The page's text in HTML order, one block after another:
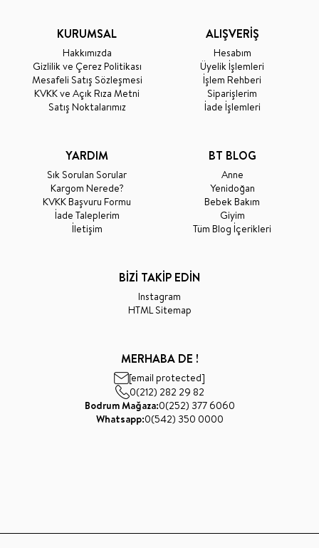
KURUMSAL
Hakkımızda
Gizlilik ve Çerez Politikası
Mesafeli Satış Sözleşmesi
KVKK ve Açık Rıza Metni
Satış Noktalarımız
ALIŞVERİŞ
Hesabım
Üyelik İşlemleri
İşlem Rehberi
Siparişlerim
İade İşlemleri
YARDIM
Sık Sorulan Sorular
Kargom Nerede?
KVKK Başvuru Formu
İade Taleplerim
İletişim
BT BLOG
Anne
Yenidoğan
Bebek Bakım
Giyim
Tüm Blog İçerikleri
BİZİ TAKİP EDİN
Instagram
HTML Sitemap
MERHABA DE !
[email protected]
0(212) 282 29 82
Bodrum Mağaza:0(252) 377 6060
Whatsapp:0(542) 350 0000